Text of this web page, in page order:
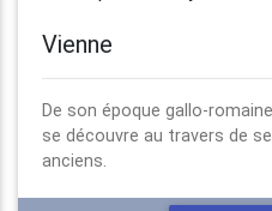
Vienne
De son époque gallo-
se découvre au travers de
anciens.